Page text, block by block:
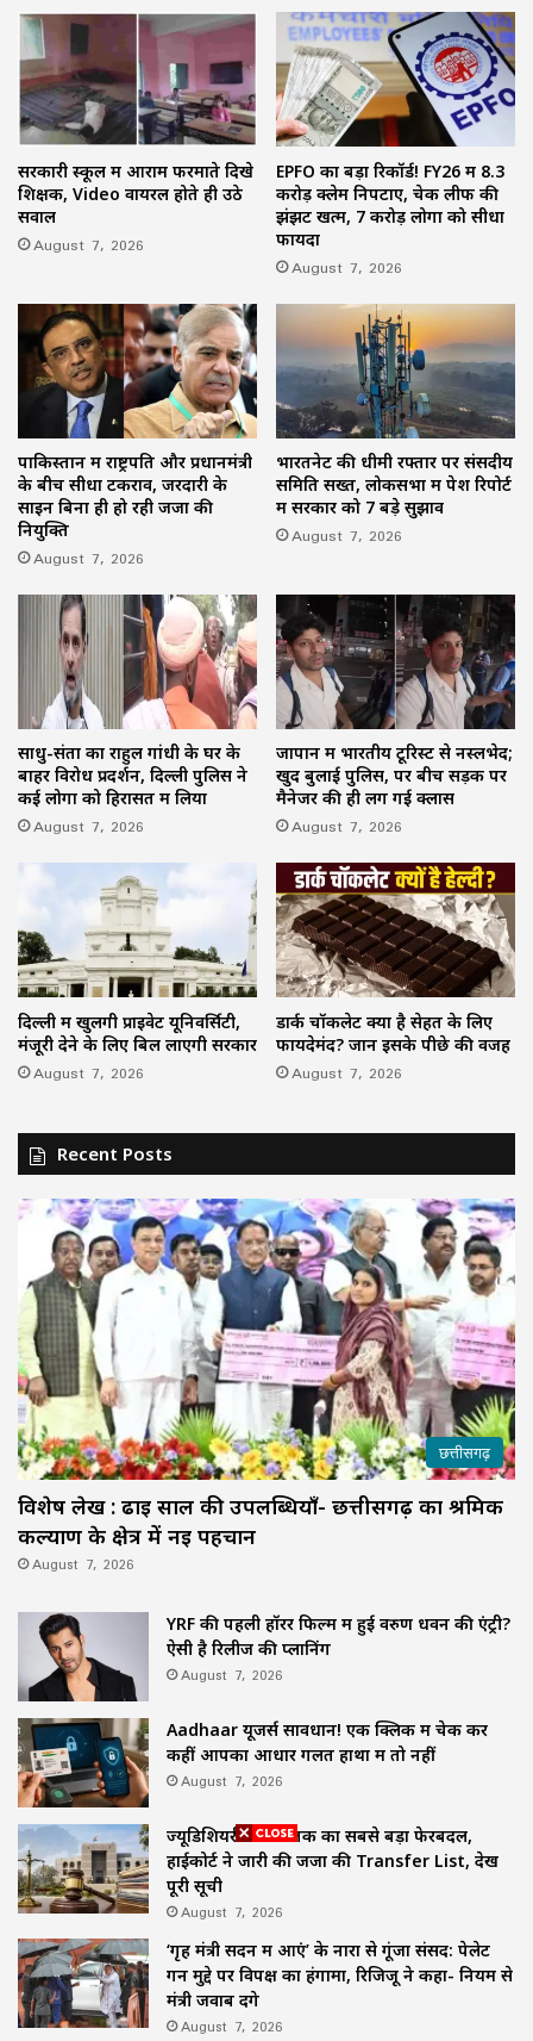
सरकारी स्कूल में आराम फरमाते दिखे
शिक्षक, Video वायरल होते ही उठे
सवाल
August 7, 2026
EPFO का बड़ा रिकॉर्ड! FY26 में 8.3
करोड़ क्लेम निपटाए, चेक लीफ की
झंझट खत्म, 7 करोड़ लोगों को सीधा
फायदा
August 7, 2026
पाकिस्तान में राष्ट्रपति और प्रधानमंत्री
के बीच सीधा टकराव, जरदारी के
साइन बिना ही हो रही जजों की
नियुक्ति
August 7, 2026
भारतनेट की धीमी रफ्तार पर संसदीय
समिति सख्त, लोकसभा में पेश रिपोर्ट
में सरकार को 7 बड़े सुझाव
August 7, 2026
साधु-संतों का राहुल गांधी के घर के
बाहर विरोध प्रदर्शन, दिल्ली पुलिस ने
कई लोगों को हिरासत में लिया
August 7, 2026
जापान में भारतीय टूरिस्ट से नस्लभेद;
खुद बुलाई पुलिस, पर बीच सड़क पर
मैनेजर की ही लग गई क्लास
August 7, 2026
दिल्ली में खुलेंगी प्राइवेट यूनिवर्सिटी,
मंजूरी देने के लिए बिल लाएगी सरकार
August 7, 2026
डार्क चॉकलेट क्यों है सेहत के लिए
फायदेमंद? जानें इसके पीछे की वजह
August 7, 2026
Recent Posts
छत्तीसगढ़
विशेष लेख : ढाई साल की उपलब्धियाँ- छत्तीसगढ़ का श्रमिक
कल्याण के क्षेत्र में नई पहचान
August 7, 2026
YRF की पहली हॉरर फिल्म में हुई वरुण धवन की एंट्री?
ऐसी है रिलीज की प्लानिंग
August 7, 2026
Aadhaar यूजर्स सावधान! एक क्लिक में चेक करें
कहीं आपका आधार गलत हाथों में तो नहीं
August 7, 2026
ज्यूडिशियरी में अब तक का सबसे बड़ा फेरबदल,
हाईकोर्ट ने जारी की जजों की Transfer List, देखें
पूरी सूची
August 7, 2026
‘गृह मंत्री सदन में आएं’ के नारों से गूंजा संसद: पेलेट
गन मुद्दे पर विपक्ष का हंगामा, रिजिजू ने कहा- नियम से
मंत्री जवाब देंगे
August 7, 2026